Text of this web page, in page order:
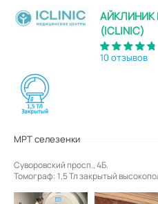
АЙКЛИНИК
(ICLINIC)
10 отзывов
МРТ селезенки
Суворовский просп., 4Б.
Томограф: 1,5 Тл закрытый